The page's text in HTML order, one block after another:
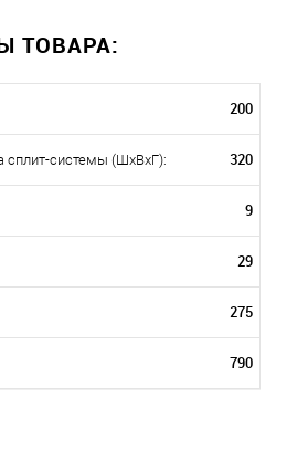
ТОВАРА:
200
сплит-системы (ШxВxГ): 320
9
29
275
790